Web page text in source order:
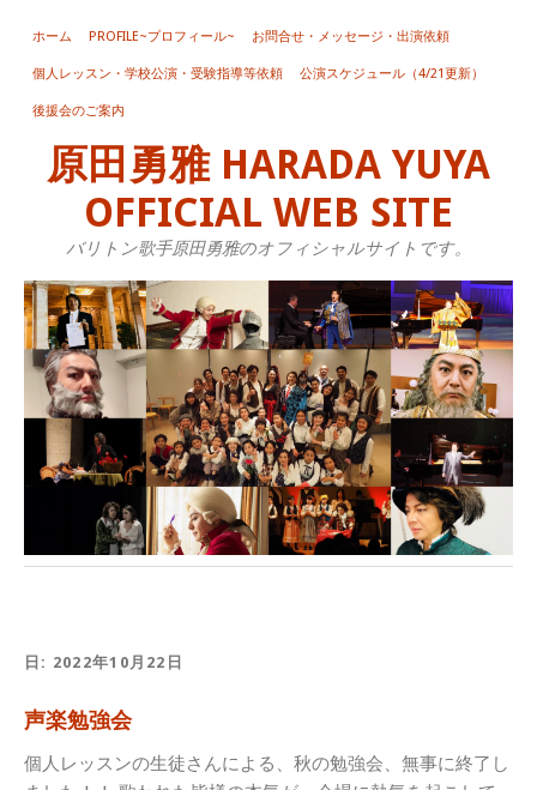
ホーム PROFILE~プロフィール~ お問合せ・メッセージ・出演依頼
個人レッスン・学校公演・受験指導等依頼 公演スケジュール（4/21更新）
後援会のご案内
原田勇雅 HARADA YUYA
OFFICIAL WEB SITE
バリトン歌手原田勇雅のオフィシャルサイトです。
日: 2022年10月22日
声楽勉強会
個人レッスンの生徒さんによる、秋の勉強会、無事に終了し